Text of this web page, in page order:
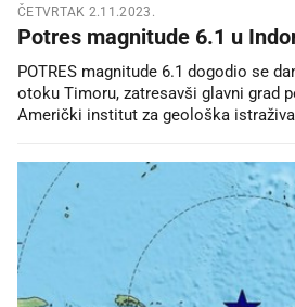
ČETVRTAK 2.11.2023.
Potres magnitude 6.1 u
POTRES magnitude 6.1 dogodio se
otoku Timoru, zatresavši glavni grad
Američki institut za geološka